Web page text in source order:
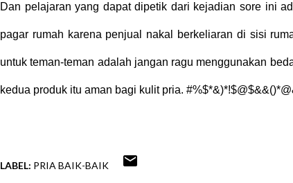
Dan pelajaran yang dapat dipetik dari kejadian sore ini
pagar rumah karena penjual nakal berkeliaran di sisi
untuk teman-teman adalah jangan ragu menggunakan
kedua produk itu aman bagi kulit pria.
LABEL: PRIA BAIK-BAIK